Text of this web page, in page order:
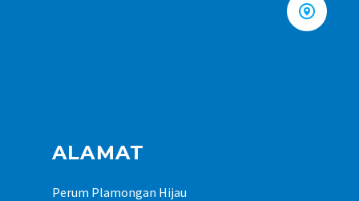


ALAMAT
Perum Plamongan Hijau